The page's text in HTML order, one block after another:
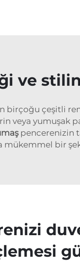
ve
birçoğu çeşitli
veya yumuşak
pencerenizin
mükemmel bir